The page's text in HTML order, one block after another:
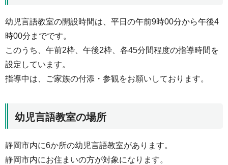
幼児言語教室の開設時間は、平日の午前9時00分から午後4
時00分までです。
このうち、午前2枠、午後2枠、各45分間程度の指導時間を
設定しています。
指導中は、ご家族の付添・参観をお願いしております。
幼児言語教室の場所
静岡市内に6か所の幼児言語教室があります。
静岡市内にお住まいの方が対象になります。